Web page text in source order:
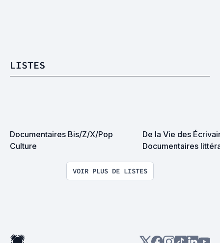
LISTES
Documentaires Bis/Z/X/Pop
Culture
De la Vie des
Documentaires
VOIR PLUS DE LISTES